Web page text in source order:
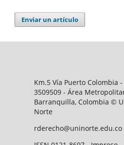
Enviar un artículo
Km.5 Vía Puerto Colombia -
3509509 - Área
Barranquilla, Colombia ©
Norte
rderecho@uninorte.edu.co